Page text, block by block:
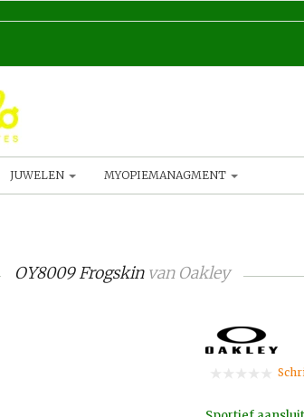
JUWELEN MYOPIEMANAGMENT
OY8009 Frogskin van Oakley